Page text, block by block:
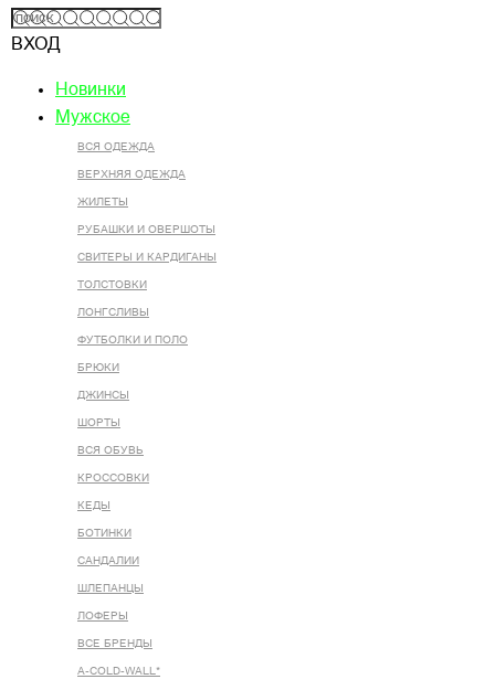
ВХОД
Новинки
Мужское
ВСЯ ОДЕЖДА
ВЕРХНЯЯ ОДЕЖДА
ЖИЛЕТЫ
РУБАШКИ И ОВЕРШОТЫ
СВИТЕРЫ И КАРДИГАНЫ
ТОЛСТОВКИ
ЛОНГСЛИВЫ
ФУТБОЛКИ И ПОЛО
БРЮКИ
ДЖИНСЫ
ШОРТЫ
ВСЯ ОБУВЬ
КРОССОВКИ
КЕДЫ
БОТИНКИ
САНДАЛИИ
ШЛЕПАНЦЫ
ЛОФЕРЫ
ВСЕ БРЕНДЫ
A-COLD-WALL*